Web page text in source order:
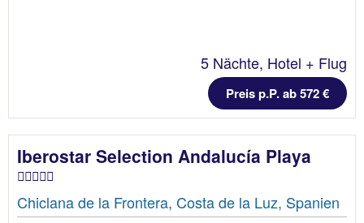
5 Nächte, Hotel + Flug
Preis p.P. ab 572 €
Iberostar Selection Andalucía Playa
Chiclana de la Frontera, Costa de la Luz, Spanien